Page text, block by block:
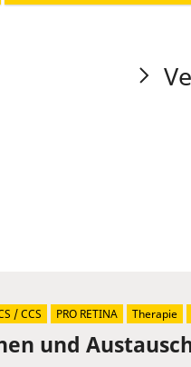
und
/ CCS PRO RETINA Therapie